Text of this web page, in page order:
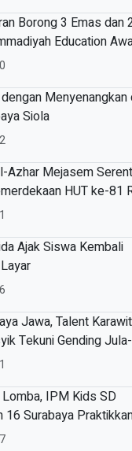
Borong 3 Emas dan
Education
Menyenangkan
Siola
Azhar Mejasem
HUT ke-81
Ajak Siswa Kembali
Jawa, Talent
Tekuni Gending
IPM Kids SD
16 Surabaya
HUT RI